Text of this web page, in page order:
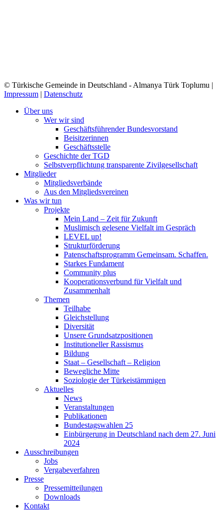
© Türkische Gemeinde in Deutschland - Almanya Türk Toplumu |
Impressum | Datenschutz
Close
Über uns
Wer wir sind
Geschäftsführender Bundesvorstand
Beisitzerinnen
Geschäftsstelle
Geschichte der TGD
Selbstverpflichtung transparente Zivilgesellschaft
Mitglieder
Mitgliedsverbände
Aus den Mitgliedsvereinen
Was wir tun
Projekte
Mein Land – Zeit für Zukunft
Muslimisch gelesene Vielfalt im Gespräch
LEVEL up!
Strukturförderung
Patenschaftsprogramm Gemeinsam. Schaffen.
Starkes Fundament
Community plus
Kooperationsverbund für Vielfalt und
Zusammenhalt
Themen
Teilhabe
Gleichstellung
Diversität
Unsere Grundsatzpositionen
Institutioneller Rassismus
Bildung
Staat – Gesellschaft – Religion
Bewegliche Mitte
Soziologie der Türkeistämmigen
Aktuelles
News
Veranstaltungen
Publikationen
Bundestagswahlen 25
Einbürgerung in Deutschland nach dem 27. Juni
2024
Ausschreibungen
Jobs
Vergabeverfahren
Presse
Pressemitteilungen
Downloads
Kontakt